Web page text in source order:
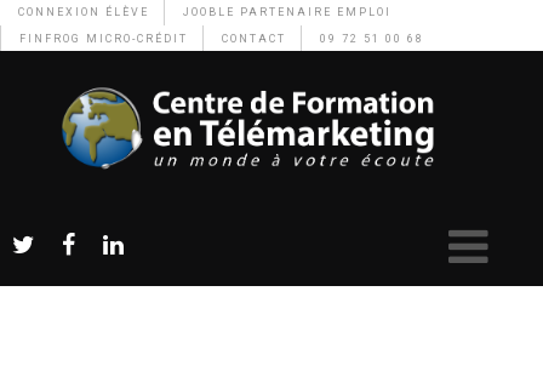
CONNEXION ÉLÈVE JOOBLE PARTENAIRE EMPLOI
FINFROG MICRO-CRÉDIT CONTACT 09 72 51 00 68